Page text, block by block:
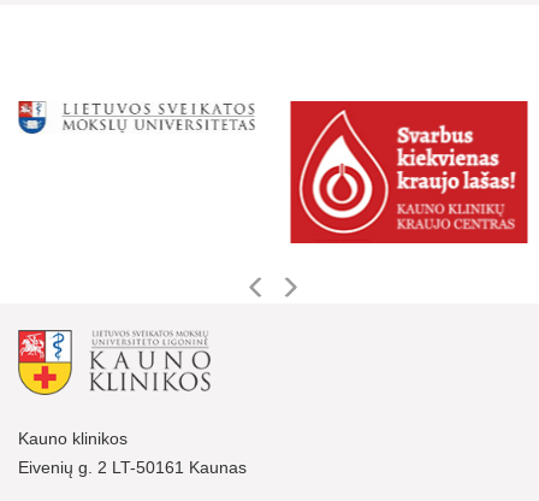
Kauno klinikos
Eivenių g. 2 LT-50161 Kaunas